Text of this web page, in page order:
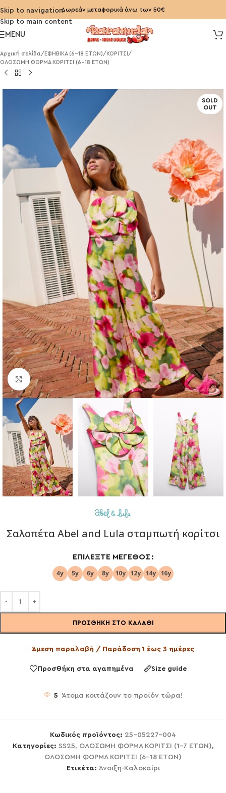
Skip to navigation
Skip to main content
Δωρεάν μεταφορικά άνω των 50€
MENU
Αρχική σελίδα/ ΕΦΗΒΙΚΑ (6-18 ΕΤΩΝ)/ ΚΟΡΙΤΣΙ /
ΟΛΟΣΩΜΗ ΦΟΡΜΑ ΚΟΡΙΤΣΙ (6-18 ΕΤΩΝ)
SOLD
OUT
Click to enlarge
Σαλοπέτα Abel and Lula σταμπωτή κορίτσι
ΕΠΙΛΈΞΤΕ ΜΈΓΕΘΟΣ
ΠΡΟΣΘΉΚΗ ΣΤΟ ΚΑΛΆΘΙ
Άμεση παραλαβή / Παράδοση 1 έως 3 ημέρες
Προσθήκη στα αγαπημένα Size guide
5 Άτομα κοιτάζουν το προϊόν τώρα!
Κωδικός προϊόντος: 25-05227-004
Κατηγορίες: SS25, ΟΛΟΣΩΜΗ ΦΟΡΜΑ ΚΟΡΙΤΣΙ (1-7 ΕΤΩΝ),
ΟΛΟΣΩΜΗ ΦΟΡΜΑ ΚΟΡΙΤΣΙ (6-18 ΕΤΩΝ)
Ετικέτα: Άνοιξη-Καλοκαίρι